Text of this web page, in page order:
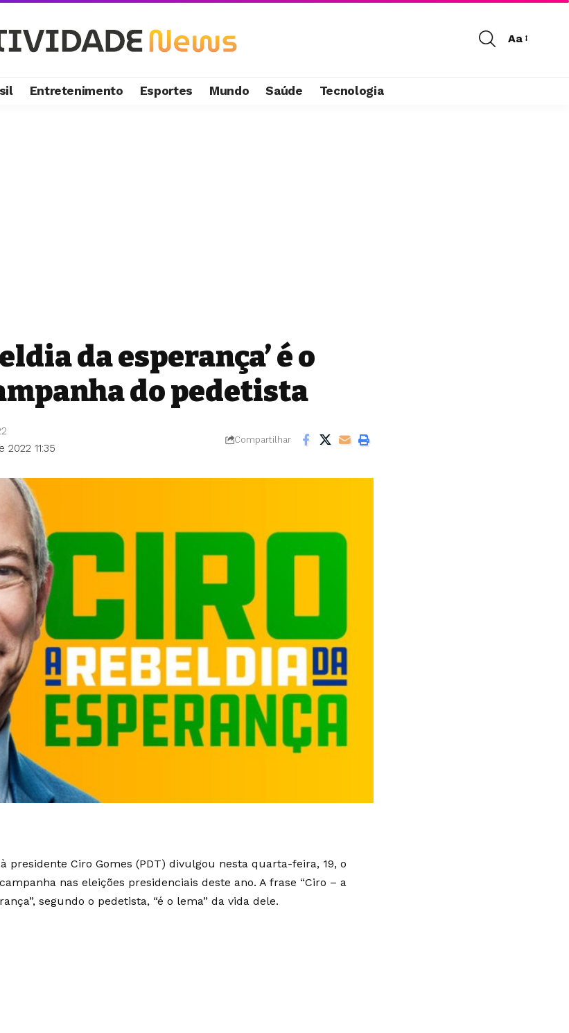
Aa
Entretenimento Esportes Mundo Saúde Tecnologia
da esperança’ é o
do pedetista
11:35
Compartilhar
presidente Ciro Gomes (PDT) divulgou nesta quarta-feira, 19, o
nas eleições presidenciais deste ano. A frase “Ciro – a
segundo o pedetista, “é o lema” da vida dele.